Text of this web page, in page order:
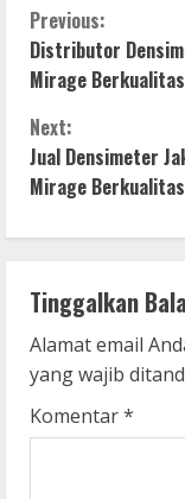
C
o
n
t
i
n
u
e
R
Previous:
Distributor
Mirage
Next:
Jual Densimeter
Mirage
Tinggalkan
Alamat email
yang wajib
Komentar*